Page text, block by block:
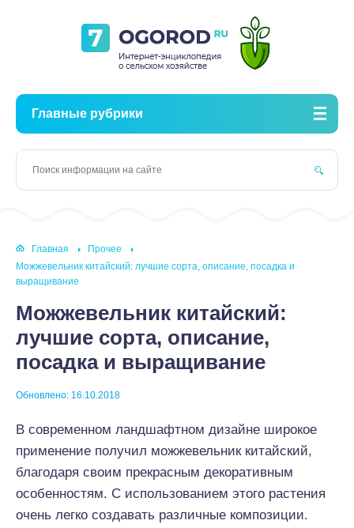
Главные рубрики
Главная
Прочее
Можжевельник китайский: лучшие сорта, описание, посадка и
выращивание
Можжевельник китайский:
лучшие сорта, описание,
посадка и выращивание
Обновлено: 16.10.2018
В современном ландшафтном дизайне широкое
применение получил можжевельник китайский,
благодаря своим прекрасным декоративным
особенностям. С использованием этого растения
очень легко создавать различные композиции.